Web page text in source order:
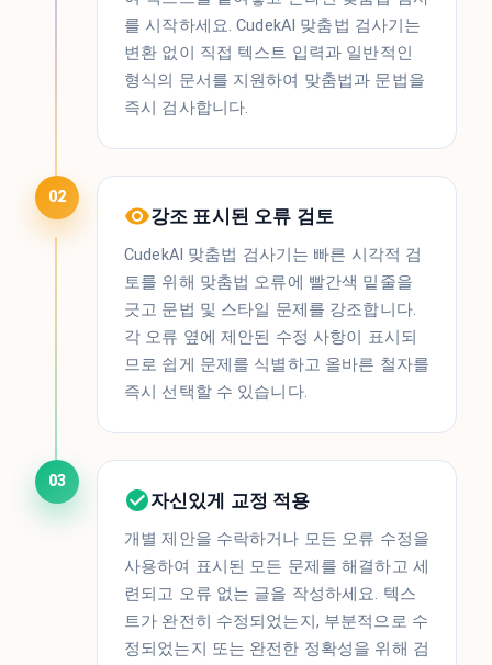
를 시작하세요. CudekAI 맞춤법 검사기는
변환 없이 직접 텍스트 입력과 일반적인
형식의 문서를 지원하여 맞춤법과 문법을
즉시 검사합니다.
02
강조 표시된 오류 검토
CudekAI 맞춤법 검사기는 빠른 시각적 검
토를 위해 맞춤법 오류에 빨간색 밑줄을
긋고 문법 및 스타일 문제를 강조합니다.
각 오류 옆에 제안된 수정 사항이 표시되
므로 쉽게 문제를 식별하고 올바른 철자를
즉시 ​​선택할 수 있습니다.
03
자신있게 교정 적용
개별 제안을 수락하거나 모든 오류 수정을
사용하여 표시된 모든 문제를 해결하고 세
련되고 오류 없는 글을 작성하세요. 텍스
트가 완전히 수정되었는지, 부분적으로 수
정되었는지 또는 완전한 정확성을 위해 검